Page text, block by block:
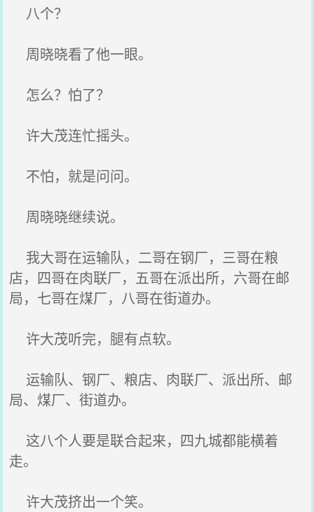
八个？
周晓晓看了他一眼。
怎么？怕了？
许大茂连忙摇头。
不怕，就是问问。
周晓晓继续说。
我大哥在运输队，二哥在钢厂，三哥在粮
店，四哥在肉联厂，五哥在派出所，六哥在邮
局，七哥在煤厂，八哥在街道办。
许大茂听完，腿有点软。
运输队、钢厂、粮店、肉联厂、派出所、邮
局、煤厂、街道办。
这八个人要是联合起来，四九城都能横着
走。
许大茂挤出一个笑。